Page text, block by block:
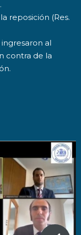
reposición (Res.
al
contra de la